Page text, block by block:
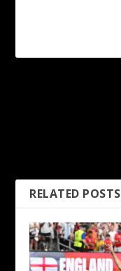
RELATED POSTS